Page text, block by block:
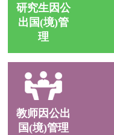
研究生因公
出国(境)管
理
教师因公出
国(境)管理